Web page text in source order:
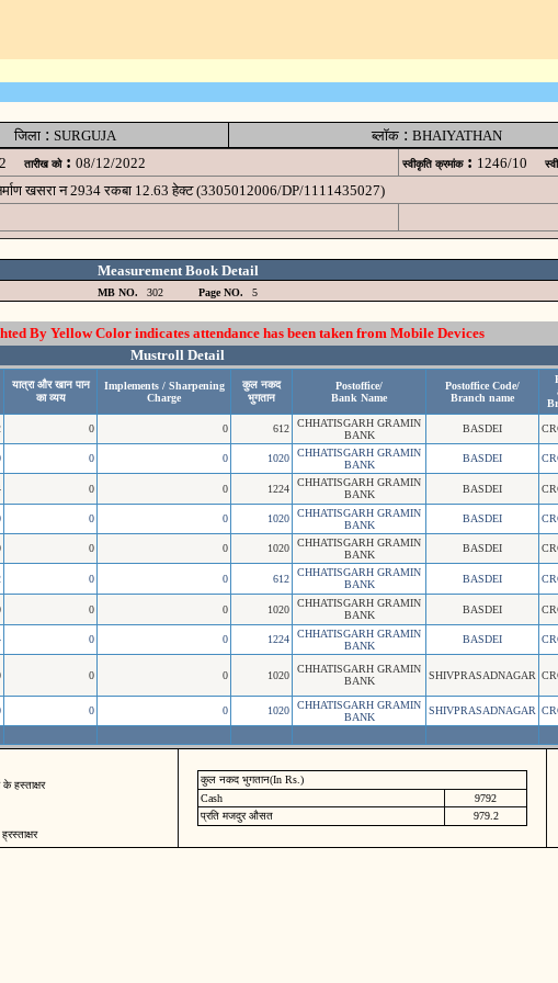
जिला: SURGUJA ब्लॉक: BHAIYATHAN
तारीख को : 08/12/2022 स्वीकृति क्रमांक : 1246/10
खसरा न 2934 रकबा 12.63 हेक्ट (3305012006/DP/1111435027)
Measurement Book Detail
MB NO. 302 Page NO. 5
By Yellow Color indicates attendance has been taken from Mobile Devices
Mustroll Detail
यात्रा और खान पान
का व्यय
Implements / Sharpening
Charge
कुल नकद
भुगतान
Postoffice/
Bank Name
Postoffice Code/
Branch name
0 0 612
CHHATISGARH GRAMIN
BANK
BASDEI
0 0 1020
CHHATISGARH GRAMIN
BANK
BASDEI
0 0 1224
CHHATISGARH GRAMIN
BANK
BASDEI
0 0 1020
CHHATISGARH GRAMIN
BANK
BASDEI
0 0 1020
CHHATISGARH GRAMIN
BANK
BASDEI
0 0 612
CHHATISGARH GRAMIN
BANK
BASDEI
0 0 1020
CHHATISGARH GRAMIN
BANK
BASDEI
0 0 1224
CHHATISGARH GRAMIN
BANK
BASDEI
0 0 1020
CHHATISGARH GRAMIN
BANK
SHIVPRASADNAGAR
0 0 1020
CHHATISGARH GRAMIN
BANK
SHIVPRASADNAGAR
के हस्ताक्षर
कुल नकद भुगतान(In Rs.)
Cash
9792
प्रति मजदुर औसत
979.2